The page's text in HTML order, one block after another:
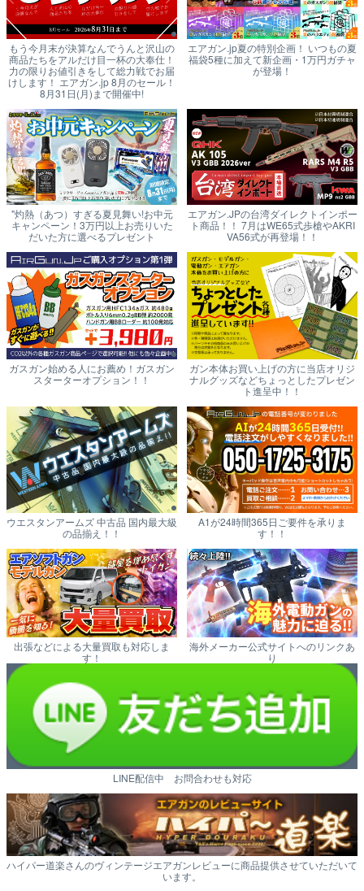
もう今月末が決算なんでうんと沢山の
商品たちをアルだけ目一杯の大奉仕！
力の限りお値引きをして総力戦でお届
けします！ エアガン.jp 8月のセール！
8月31日(月)まで開催中!
エアガン.jp夏の特別企画！ いつもの夏
福袋5種に加えて新企画・1万円ガチャ
が登場！
"灼熱（あつ）すぎる夏見舞い!お中元
キャンペーン！3万円以上お売りいた
だいた方に選べるプレゼント
エアガン.JPの台湾ダイレクトインポー
ト商品！！ 7月はWE65式歩槍やAKRI
VA56式が再登場！！
ガスガン始める人にお薦め！ガスガン
スターターオプション！！
ガン本体お買い上げの方に当店オリジ
ナルグッズなどちょっとしたプレゼン
ト進呈中！！
ウエスタンアームズ 中古品 国内最大級
の品揃え！！
A1が24時間365日ご要件を承りま
す！！
出張などによる大量買取も対応しま
す！
海外メーカー公式サイトへのリンクあ
り
LINE配信中 お問合わせも対応
ハイパー道楽さんのヴィンテージエアガンレビューに商品提供させていただいて
います。